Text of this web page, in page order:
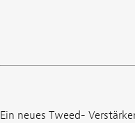
Ein neues Tweed-